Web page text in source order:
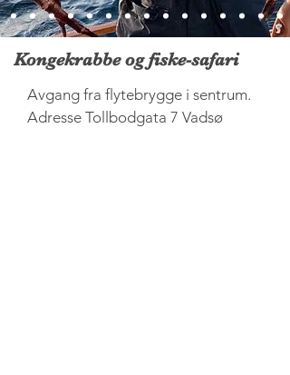
Kongekrabbe og fiske-safari
Avgang fra flytebrygge i sentrum.
Adresse Tollbodgata 7 Vadsø